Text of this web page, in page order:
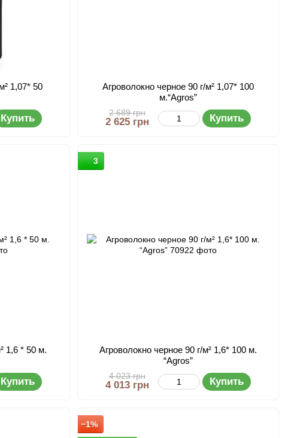
1,07* 50
Купить
Агроволокно черное 90 г/м² 1,07* 100
м.“Agros”
2 689 грн
2 625 грн Купить
1,6 * 50 м.
Купить
3
Агроволокно черное 90 г/м² 1,6* 100 м.
“Agros”
4 023 грн
4 013 грн Купить
−1%